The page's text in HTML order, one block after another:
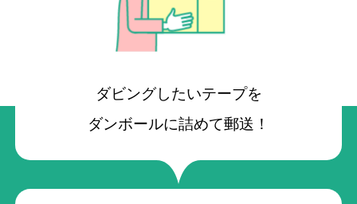
ダビングしたいテープを
ダンボールに詰めて郵送！